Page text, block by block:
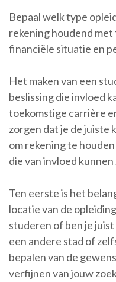
Bepaal welk type
rekening houdend
financiële situatie en
Het maken van een
beslissing die invloed
toekomstige carrière
zorgen dat je de juiste
om rekening te
die van invloed
Ten eerste is het
locatie van de
studeren of ben je
een andere stad of
bepalen van de
verfijnen van jouw